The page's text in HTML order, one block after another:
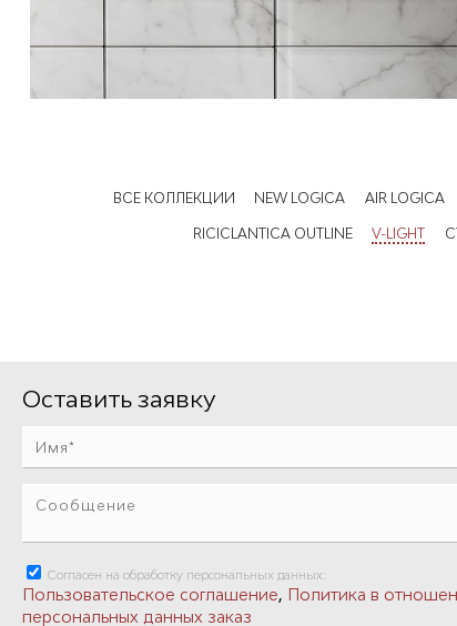
ВСЕ КОЛЛЕКЦИИ NEW LOGICA AIR LOGICA
RICICLANTICA OUTLINE V-LIGHT
Оставить заявку
Согласен на обработку персональных данных:
Пользовательское соглашение, Политика в
персональных данных заказ